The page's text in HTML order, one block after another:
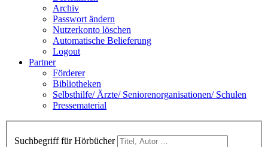
Archiv
Passwort ändern
Nutzerkonto löschen
Automatische Belieferung
Logout
Partner
Förderer
Bibliotheken
Selbsthilfe/ Ärzte/ Seniorenorganisationen/ Schulen
Pressematerial
Suchbegriff für Hörbücher